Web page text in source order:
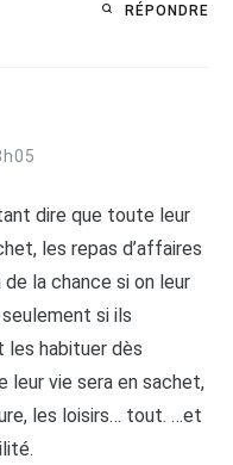
RÉPONDRE
dire que toute leur
les repas d’affaires
la chance si on leur
si ils
habituer dès
vie sera en sachet,
les loisirs… tout. …et